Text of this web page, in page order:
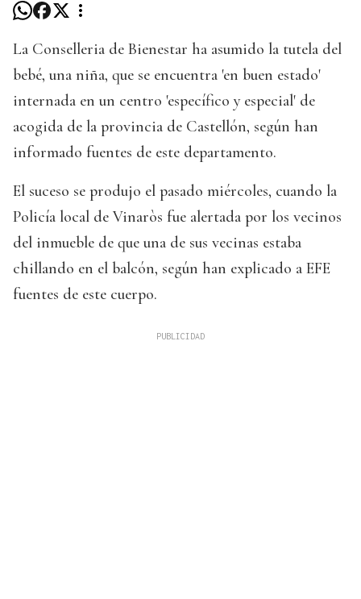
La Conselleria de Bienestar ha asumido la tutela del
bebé, una niña, que se encuentra 'en buen estado'
internada en un centro 'específico y especial' de
acogida de la provincia de Castellón, según han
informado fuentes de este departamento.
El suceso se produjo el pasado miércoles, cuando la
Policía local de Vinaròs fue alertada por los vecinos
del inmueble de que una de sus vecinas estaba
chillando en el balcón, según han explicado a EFE
fuentes de este cuerpo.